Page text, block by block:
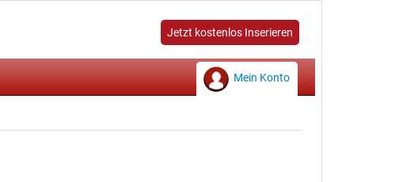
Jetzt kostenlos Inserieren
Mein Konto